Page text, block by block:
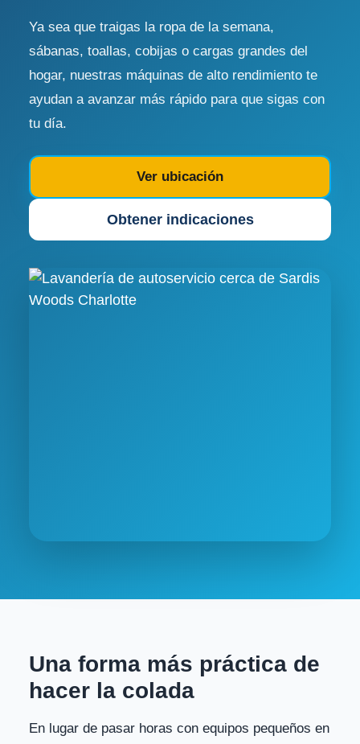
Ya sea que traigas la ropa de la semana,
sábanas, toallas, cobijas o cargas grandes del
hogar, nuestras máquinas de alto rendimiento te
ayudan a avanzar más rápido para que sigas con
tu día.
Ver ubicación
Obtener indicaciones
Una forma más práctica de
hacer la colada
En lugar de pasar horas con equipos pequeños en